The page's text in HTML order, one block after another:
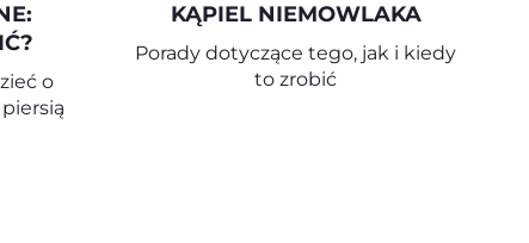
o
KĄPIEL NIEMOWLAKA
Porady dotyczące tego, jak i kiedy
to zrobić